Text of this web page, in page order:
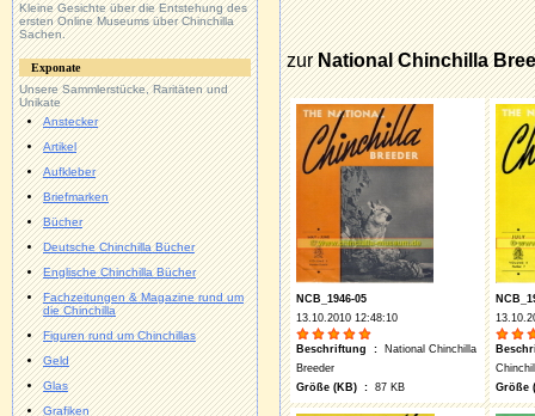
Kleine Gesichte über die Entstehung des
ersten Online Museums über Chinchilla
Sachen.
Exponate
UnsereSammlerstücke, Raritäten und
Unikate
Anstecker
Artikel
Aufkleber
Briefmarken
Bücher
Deutsche Chinchilla Bücher
Englische Chinchilla Bücher
Fachzeitungen & Magazine rund um
die Chinchilla
Figuren rund um Chinchillas
Geld
Glas
Grafiken
zurNational Chinchilla
NCB_1946-05
13.10.2010 12:48:10
Beschriftung : National Chinchilla
Breeder
Größe (KB) : 87 KB